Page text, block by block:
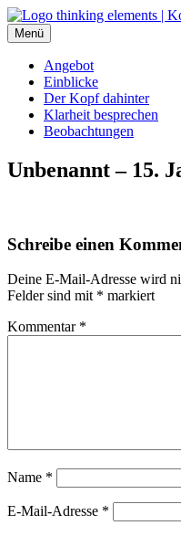
Inhalte
überspringen
thinking elements
Menü
Angebot
Einblicke
Der Kopf dahinter
Klarheit besprechen
Beobachtungen
Unbenannt – 15.
Schreibe einen
Deine E-Mail-Adresse wird
Felder sind mit * markiert
Kommentar *
Name *
E-Mail-Adresse *